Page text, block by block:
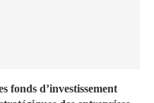
fonds d’investissement